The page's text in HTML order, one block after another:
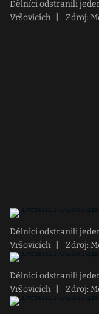
Dělníci odstranili
Vršovicích
Zdroj:
Dělníci odstranili
Vršovicích
Zdroj:
Dělníci odstranili
Vršovicích
Zdroj: